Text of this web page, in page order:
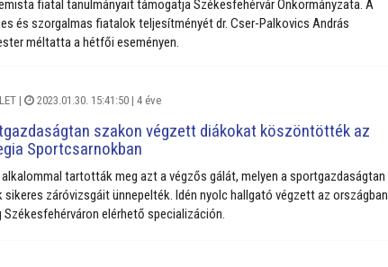
fiatal tanulmányait támogatja Székesfehérvár Önkormányzata. A
és szorgalmas fiatalok teljesítményét dr. Cser-Palkovics András
méltatta a hétfői eseményen.
| 2023.01.30. 15:41:50 | 4 éve
szakon végzett diákokat köszöntötték az
Sportcsarnokban
tartották meg azt a végzős gálát, melyen a sportgazdaságtan
sikeres záróvizsgáit ünnepelték. Idén nyolc hallgató végzett az országban
Székesfehérváron elérhető specializáción.